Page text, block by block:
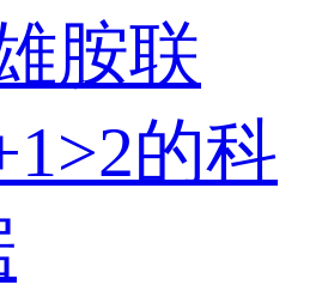
胺联
的科